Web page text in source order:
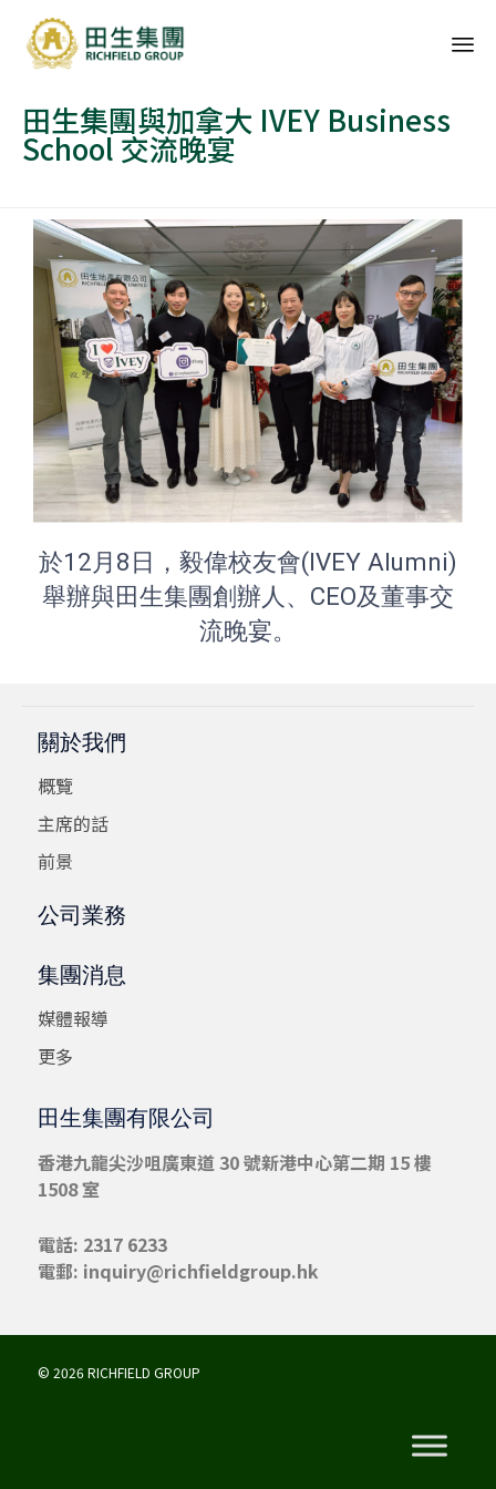
田生集團與加拿大 IVEY Business
School 交流晚宴
於12月8日，毅偉校友會(IVEY Alumni)
舉辦與田生集團創辦人、CEO及董事交
流晚宴。
關於我們
概覽
主席的話
前景
公司業務
集團消息
媒體報導
更多
田生集團有限公司
香港九龍尖沙咀廣東道 30 號新港中心第二期 15 樓
1508 室
電話: 2317 6233
電郵: inquiry@richfieldgroup.hk
© 2026 RICHFIELD GROUP